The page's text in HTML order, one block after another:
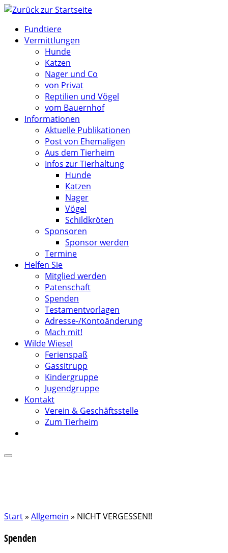
Zum
springenFundtiere
Vermittlungen
Hunde
Katzen
Nager und Co
von Privat
Reptilien und Vögel
vom Bauernhof
Informationen
Aktuelle Publikationen
Post von Ehemaligen
Aus dem Tierheim
Infos zur Tierhaltung
Hunde
Katzen
Nager
Vögel
Schildkröten
Sponsoren
Sponsor werden
Termine
Helfen Sie
Mitglied werden
Patenschaft
Spenden
Testamentvorlagen
Adresse-/Kontoänderung
Mach mit!
Wilde Wiesel
Ferienspaß
Gassitrupp
Kindergruppe
Jugendgruppe
Kontakt
Verein & Geschäftsstelle
Zum Tierheim
Start» Allgemein » NICHT VERGESSEN!!
Spenden